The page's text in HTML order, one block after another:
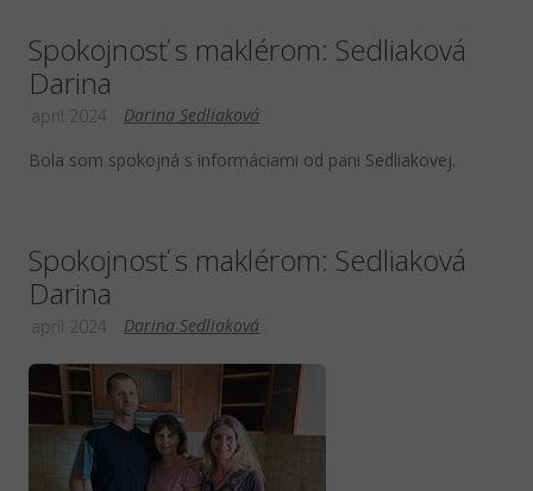
Spokojnosť s maklérom: Sedliaková
Darina
Darina Sedliaková
apríl 2024
Bola som spokojná s informáciami od pani Sedliakovej.
Spokojnosť s maklérom: Sedliaková
Darina
Darina Sedliaková
apríl 2024